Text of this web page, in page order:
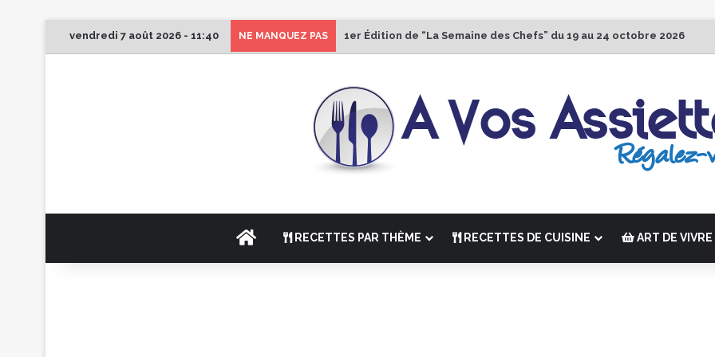
vendredi 7 août 2026 - 11:40 NE MANQUEZ PAS 1er Édition de “La Semaine des Chefs” du 19 au 24 octobre 2026
ACCUEILRECETTES PAR THÈME RECETTES DE CUISINE ART DE VIVRE